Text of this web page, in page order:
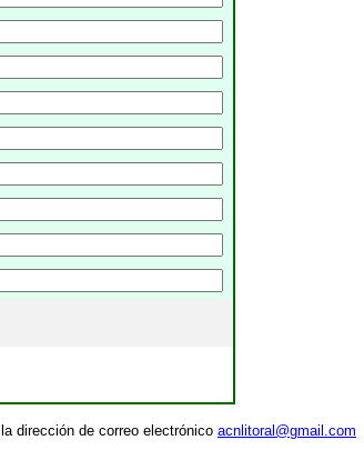
dirección de correo electrónico acnlitoral@gmail.com